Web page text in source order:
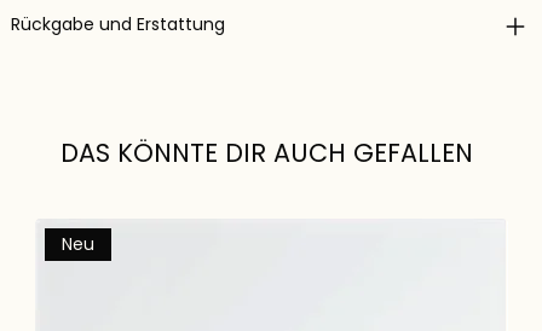
Rückgabe und Erstattung
DAS KÖNNTE DIR AUCH GEFALLEN
Neu